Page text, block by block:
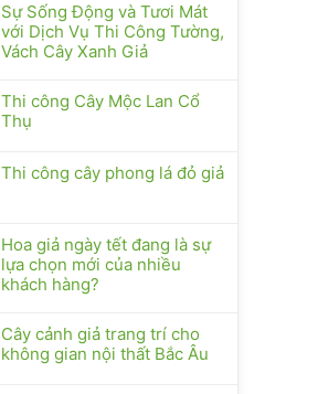
Sự Sống Động và Tươi Mát
với Dịch Vụ Thi Công Tường,
Vách Cây Xanh Giả
Thi công Cây Mộc Lan Cổ
Thụ
Thi công cây phong lá đỏ giả
Hoa giả ngày tết đang là sự
lựa chọn mới của nhiều
khách hàng?
Cây cảnh giả trang trí cho
không gian nội thất Bắc Âu